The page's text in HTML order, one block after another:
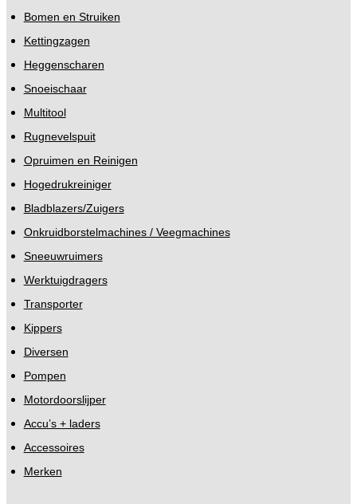
Bomen en Struiken
Kettingzagen
Heggenscharen
Snoeischaar
Multitool
Rugnevelspuit
Opruimen en Reinigen
Hogedrukreiniger
Bladblazers/Zuigers
Onkruidborstelmachines / Veegmachines
Sneeuwruimers
Werktuigdragers
Transporter
Kippers
Diversen
Pompen
Motordoorslijper
Accu’s + laders
Accessoires
Merken